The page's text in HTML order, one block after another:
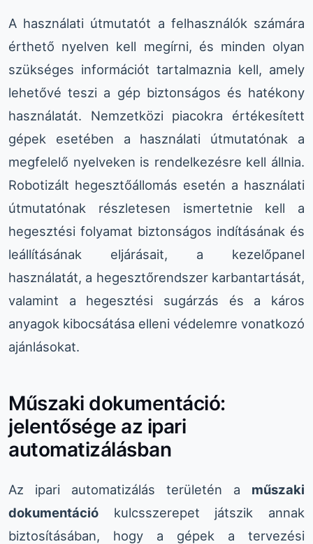
A használati útmutatót a felhasználók számára
érthető nyelven kell megírni, és minden olyan
szükséges információt tartalmaznia kell, amely
lehetővé teszi a gép biztonságos és hatékony
használatát. Nemzetközi piacokra értékesített
gépek esetében a használati útmutatónak a
megfelelő nyelveken is rendelkezésre kell állnia.
Robotizált hegesztőállomás esetén a használati
útmutatónak részletesen ismertetnie kell a
hegesztési folyamat biztonságos indításának és
leállításának eljárásait, a kezelőpanel
használatát, a hegesztőrendszer karbantartását,
valamint a hegesztési sugárzás és a káros
anyagok kibocsátása elleni védelemre vonatkozó
ajánlásokat.
Műszaki dokumentáció:
jelentősége az ipari
automatizálásban
Az ipari automatizálás területén a műszaki
dokumentáció kulcsszerepet játszik annak
biztosításában, hogy a gépek a tervezési